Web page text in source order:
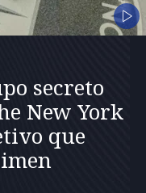
secreto
New York
que